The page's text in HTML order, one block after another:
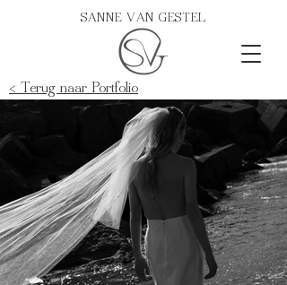
< Terug naar Portfolio
SANNE VAN GESTEL